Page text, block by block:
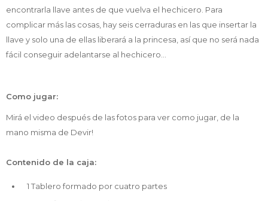
encontrarla llave antes de que vuelva el hechicero. Para
complicar más las cosas, hay seis cerraduras en las que insertar la
llave y solo una de ellas liberará a la princesa, así que no será nada
fácil conseguir adelantarse al hechicero…
Como jugar:
Mirá el video después de las fotos para ver como jugar, de la
mano misma de Devir!
Contenido de la caja:
1 Tablero formado por cuatro partes